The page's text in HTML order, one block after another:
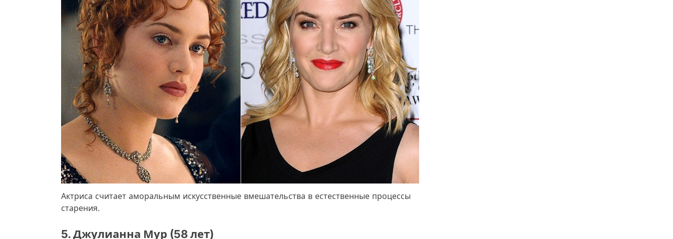
Актриса считает аморальным искусственные вмешательства в естественные процессы
старения.
5. Джулианна Мур (58 лет)